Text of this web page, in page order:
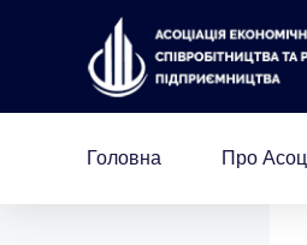
Головна Про